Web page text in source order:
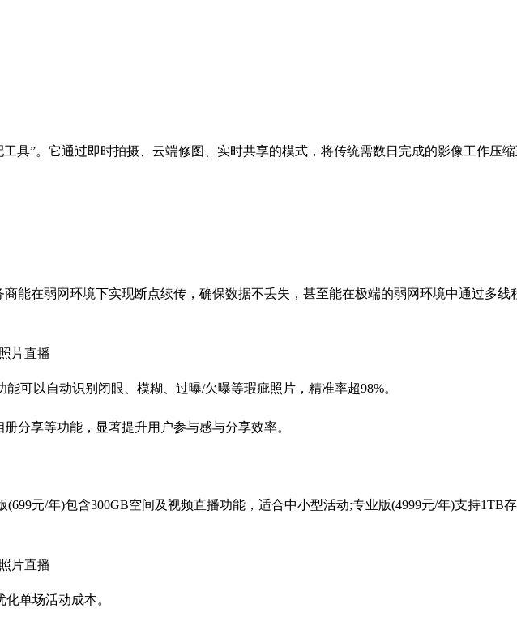
具”。它通过即时拍摄、云端修图、实时共享的模式，将传统需数日完成的影像工作压
在弱网环境下实现断点续传，确保数据不丢失，甚至能在极端的弱网环境中通过多线
以自动识别闭眼、模糊、过曝/欠曝等瑕疵照片，精准率超98%。
享等功能，显著提升用户参与感与分享效率。
元/年)包含300GB空间及视频直播功能，适合中小型活动;专业版(4999元/年)支持1TB
单场活动成本。